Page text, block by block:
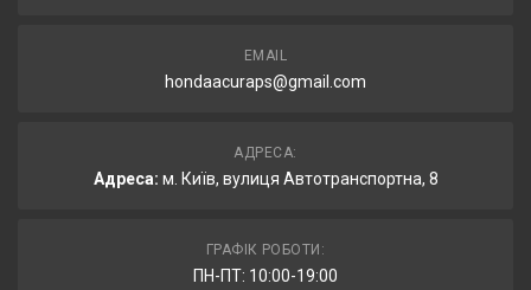
EMAIL
hondaacuraps@gmail.com
АДРЕСА:
Адреса: м. Київ, вулиця Автотранспортна, 8
ГРАФІК РОБОТИ:
ПН-ПТ: 10:00-19:00